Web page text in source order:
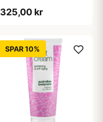
325,00 kr
SPAR 10%